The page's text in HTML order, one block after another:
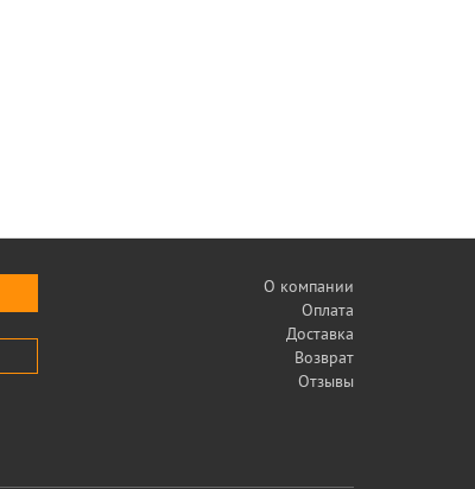
О компании
Оплата
Доставка
Возврат
Отзывы